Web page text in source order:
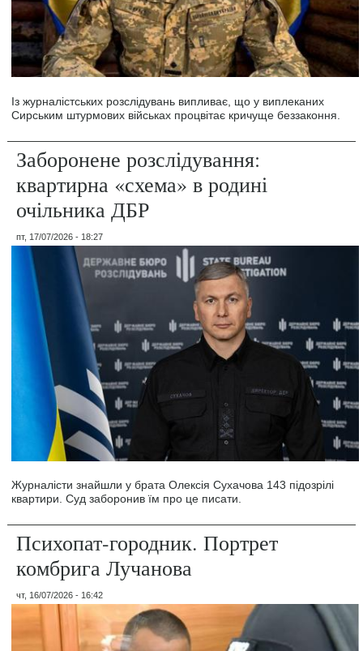
Із журналістських розслідувань випливає, що у виплеканих
Сирським штурмових військах процвітає кричуще беззаконня.
Заборонене розслідування:
квартирна «схема» в родині
очільника ДБР
пт, 17/07/2026 - 18:27
Журналісти знайшли у брата Олексія Сухачова 143 підозрілі
квартири. Суд заборонив їм про це писати.
Психопат-городник. Портрет
комбрига Лучанова
чт, 16/07/2026 - 16:42